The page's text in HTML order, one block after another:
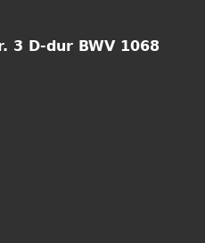
3 D-dur BWV 1068